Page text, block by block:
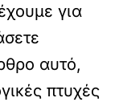
για
αυτό,
πτυχές